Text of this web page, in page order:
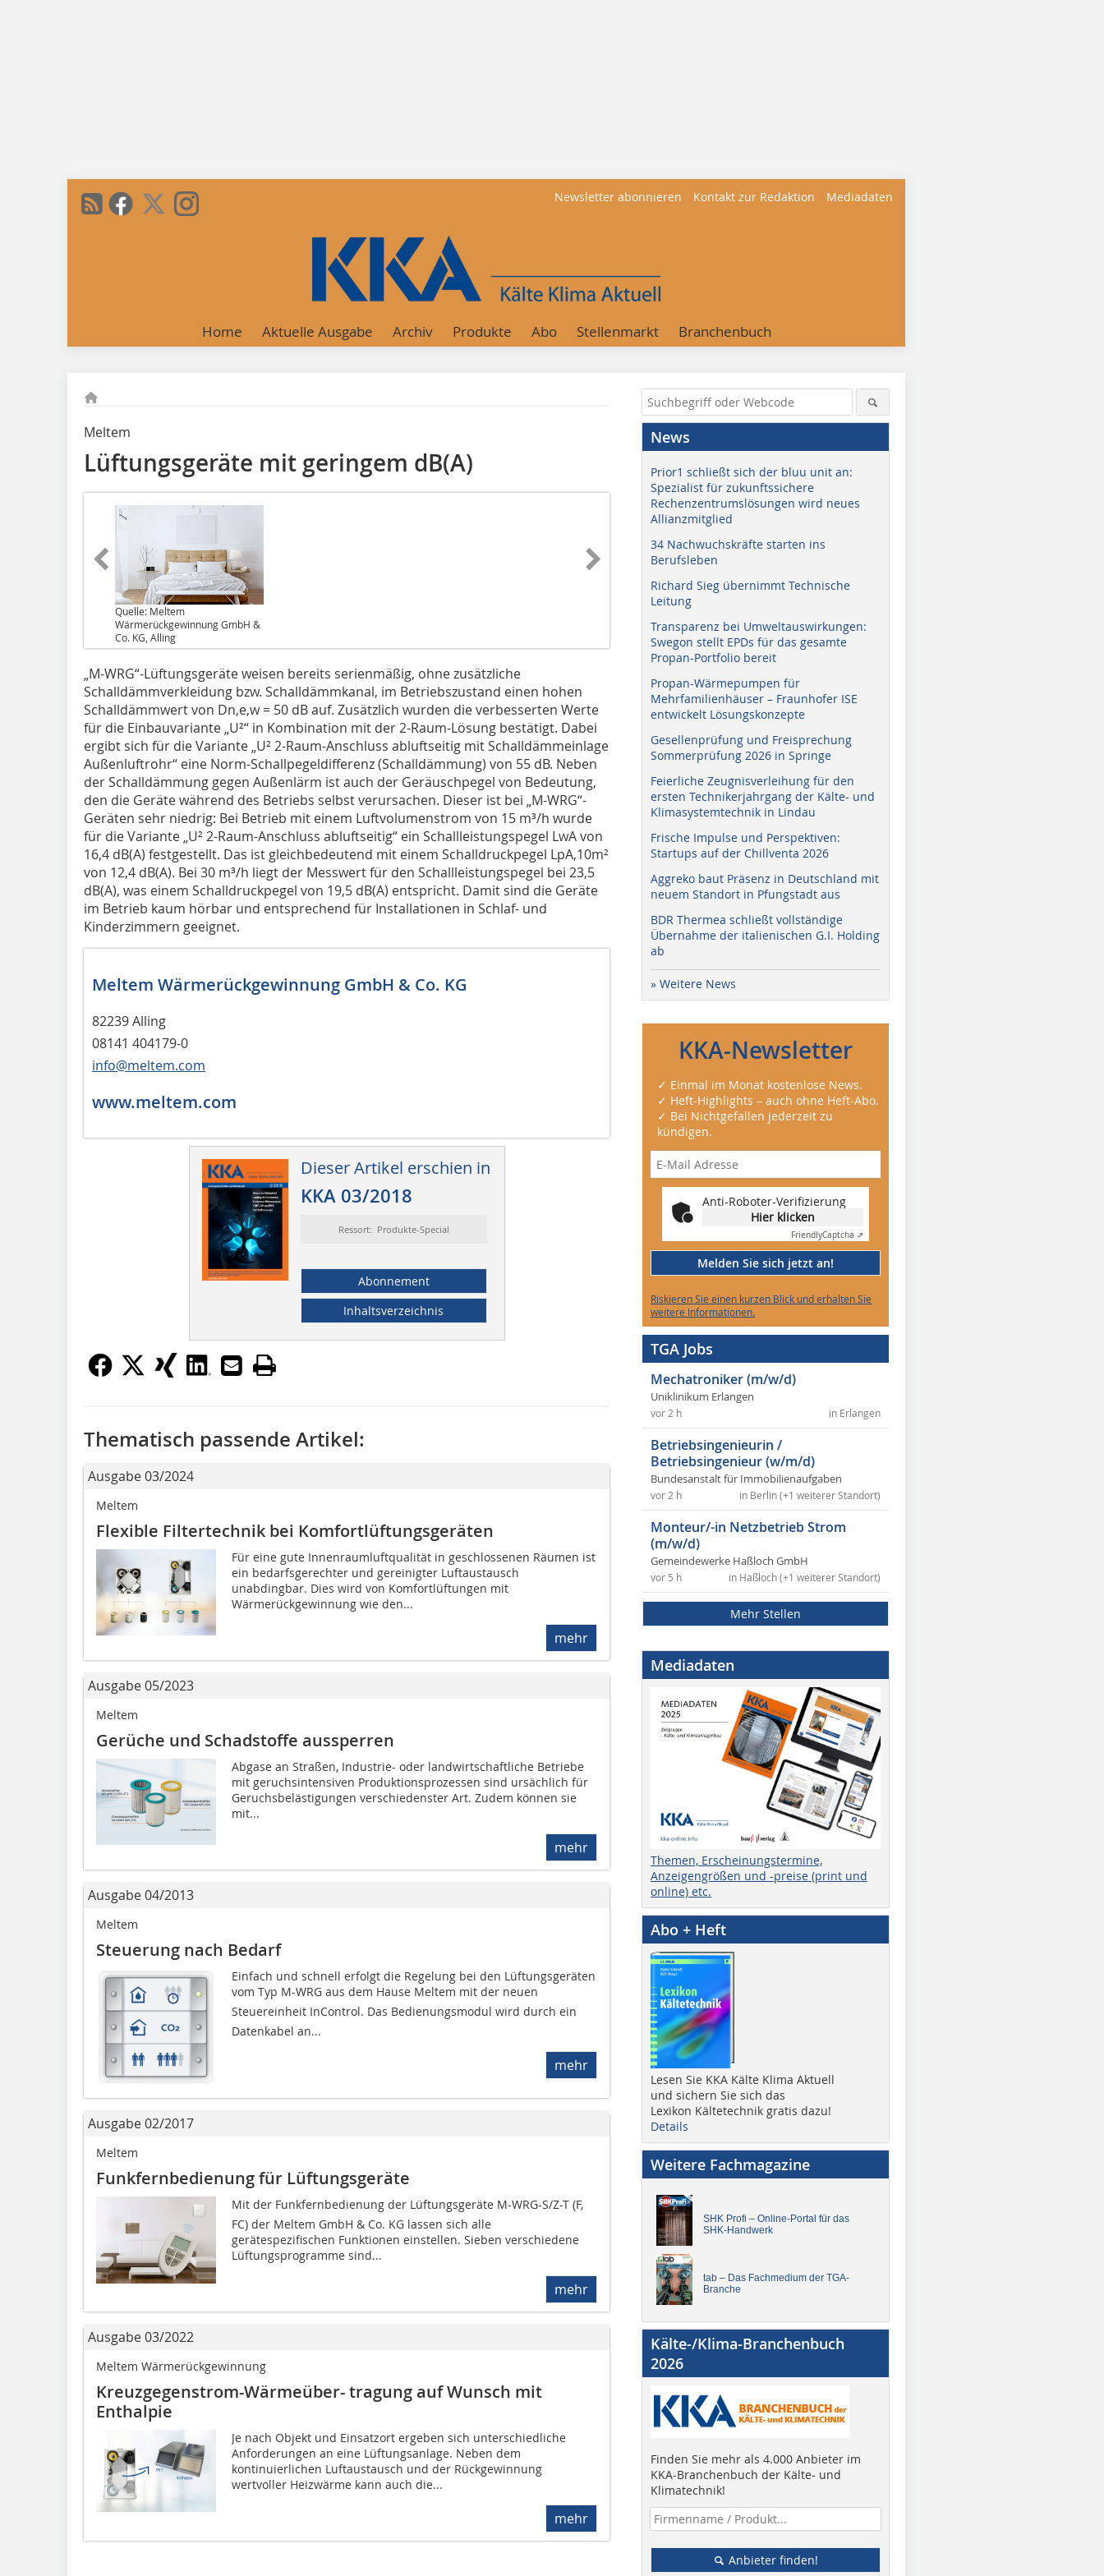
Newsletter abonnieren Kontakt zur Redaktion Mediadaten
Home Aktuelle Ausgabe Archiv Produkte Abo Stellenmarkt Branchenbuch
Meltem
Lüftungsgeräte mit geringem dB(A)
Quelle: Meltem
Wärmerückgewinnung GmbH &
Co. KG, Alling
„M-WRG“-Lüftungsgeräte weisen bereits serienmäßig, ohne zusätzliche
Schalldämmverkleidung bzw. Schalldämmkanal, im Betriebszustand einen hohen
Schalldämmwert von Dn,e,w = 50 dB auf. Zusätzlich wurden die verbesserten Werte
für die Einbauvariante „U²“ in Kombination mit der 2-Raum-Lösung bestätigt. Dabei
ergibt sich für die Variante „U² 2-Raum-Anschluss abluftseitig mit Schalldämmeinlage
Außenluftrohr“ eine Norm-Schallpegeldifferenz (Schalldämmung) von 55 dB. Neben
der Schalldämmung gegen Außenlärm ist auch der Geräuschpegel von Bedeutung,
den die Geräte während des Betriebs selbst verursachen. Dieser ist bei „M-WRG“-
Geräten sehr niedrig: Bei Betrieb mit einem Luftvolumenstrom von 15 m³/h wurde
für die Variante „U² 2-Raum-Anschluss abluftseitig“ ein Schallleistungspegel LwA von
16,4 dB(A) festgestellt. Das ist gleichbedeutend mit einem Schalldruckpegel LpA,10m²
von 12,4 dB(A). Bei 30 m³/h liegt der Messwert für den Schallleistungspegel bei 23,5
dB(A), was einem Schalldruckpegel von 19,5 dB(A) entspricht. Damit sind die Geräte
im Betrieb kaum hörbar und entsprechend für Installationen in Schlaf- und
Kinderzimmern geeignet.
Meltem Wärmerückgewinnung GmbH & Co. KG
82239 Alling
08141 404179-0
info@meltem.com
www.meltem.com
Dieser Artikel erschien in
KKA 03/2018
Ressort: Produkte-Special
Abonnement
Inhaltsverzeichnis
Thematisch passende Artikel:
Ausgabe 03/2024
Meltem
Flexible Filtertechnik bei Komfortlüftungsgeräten
Für eine gute Innenraumluftqualität in geschlossenen Räumen ist
ein bedarfsgerechter und gereinigter Luftaustausch
unabdingbar. Dies wird von Komfortlüftungen mit
Wärmerückgewinnung wie den...
mehr
Ausgabe 05/2023
Meltem
Gerüche und Schadstoffe aussperren
Abgase an Straßen, Industrie- oder landwirtschaftliche Betriebe
mit geruchsintensiven Produktionsprozessen sind ursächlich für
Geruchsbelästigungen verschiedenster Art. Zudem können sie
mit...
mehr
Ausgabe 04/2013
Meltem
Steuerung nach Bedarf
Einfach und schnell erfolgt die Regelung bei den Lüftungsgeräten
vom Typ M-WRG aus dem Hause Meltem mit der neuen
Steuereinheit InControl. Das Bedienungsmodul wird durch ein
Datenkabel an...
mehr
Ausgabe 02/2017
Meltem
Funkfernbedienung für Lüftungsgeräte
Mit der Funkfernbedienung der Lüftungsgeräte M-WRG-S/Z-T (F,
FC) der Meltem GmbH & Co. KG lassen sich alle
gerätespezifischen Funktionen einstellen. Sieben verschiedene
Lüftungsprogramme sind...
mehr
Ausgabe 03/2022
Meltem Wärmerückgewinnung
Kreuzgegenstrom-Wärmeüber- tragung auf Wunsch mit
Enthalpie
Je nach Objekt und Einsatzort ergeben sich unterschiedliche
Anforderungen an eine Lüftungsanlage. Neben dem
kontinuierlichen Luftaustausch und der Rückgewinnung
wertvoller Heizwärme kann auch die...
mehr
News
Prior1 schließt sich der bluu unit an:
Spezialist für zukunftssichere
Rechenzentrumslösungen wird neues
Allianzmitglied
34 Nachwuchskräfte starten ins
Berufsleben
Richard Sieg übernimmt Technische
Leitung
Transparenz bei Umweltauswirkungen:
Swegon stellt EPDs für das gesamte
Propan-Portfolio bereit
Propan-Wärmepumpen für
Mehrfamilienhäuser – Fraunhofer ISE
entwickelt Lösungskonzepte
Gesellenprüfung und Freisprechung
Sommerprüfung 2026 in Springe
Feierliche Zeugnisverleihung für den
ersten Technikerjahrgang der Kälte- und
Klimasystemtechnik in Lindau
Frische Impulse und Perspektiven:
Startups auf der Chillventa 2026
Aggreko baut Präsenz in Deutschland mit
neuem Standort in Pfungstadt aus
BDR Thermea schließt vollständige
Übernahme der italienischen G.I. Holding
ab
» Weitere News
KKA-Newsletter
✓ Einmal im Monat kostenlose News.
✓ Heft-Highlights – auch ohne Heft-Abo.
✓ Bei Nichtgefallen jederzeit zu
kündigen.
Anti-Roboter-Verifizierung
Hier klicken
FriendlyCaptcha ⇗
Melden Sie sich jetzt an!
Riskieren Sie einen kurzen Blick und erhalten Sie
weitere Informationen.
TGA Jobs
Mechatroniker (m/w/d)
Uniklinikum Erlangen
in Erlangen
vor 2 h
Betriebsingenieurin /
Betriebsingenieur (w/m/d)
Bundesanstalt für Immobilienaufgaben
in Berlin (+1 weiterer Standort)
vor 2 h
Monteur/-in Netzbetrieb Strom
(m/w/d)
Gemeindewerke Haßloch GmbH
in Haßloch (+1 weiterer Standort)
vor 5 h
Mehr Stellen
Mediadaten
Themen, Erscheinungstermine,
Anzeigengrößen und -preise (print und
online) etc.
Abo + Heft
Lesen Sie KKA Kälte Klima Aktuell
und sichern Sie sich das
Lexikon Kältetechnik gratis dazu!
Details
Weitere Fachmagazine
SHK Profi – Online-Portal für das
SHK-Handwerk
tab – Das Fachmedium der TGA-
Branche
Kälte-/Klima-Branchenbuch
2026
Finden Sie mehr als 4.000 Anbieter im
KKA-Branchenbuch der Kälte- und
Klimatechnik!
Anbieter finden!